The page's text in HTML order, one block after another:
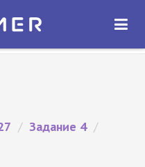
ОТКРЫТЬ
/ Задание 4 /